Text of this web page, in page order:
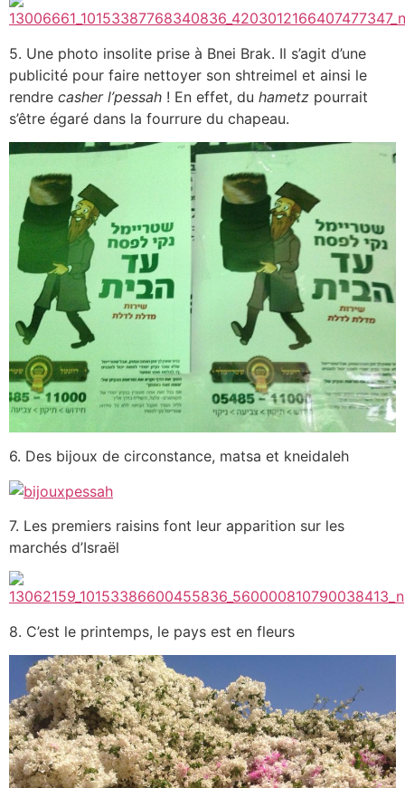
5. Une photo insolite prise à Bnei Brak. Il s’agit d’une
publicité pour faire nettoyer son shtreimel et ainsi le
rendre casher l’pessah ! En effet, du hametz pourrait
s’être égaré dans la fourrure du chapeau.
6. Des bijoux de circonstance, matsa et kneidaleh
7. Les premiers raisins font leur apparition sur les
marchés d’Israël
8. C’est le printemps, le pays est en fleurs